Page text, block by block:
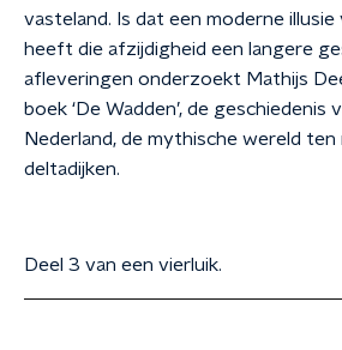
vasteland. Is dat een moderne
heeft die afzijdigheid een langere
afleveringen onderzoekt Mathijs
boek ‘De Wadden’, de geschiedenis
Nederland, de mythische wereld
deltadijken.
Deel 3 van een vierluik.